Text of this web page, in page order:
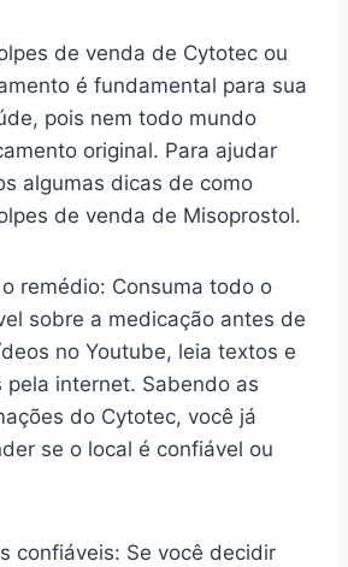
de venda de Cytotec ou
é fundamental para sua
pois nem todo mundo
original. Para ajudar
algumas dicas de como
de venda de Misoprostol.
remédio: Consuma todo o
sobre a medicação antes de
no Youtube, leia textos e
pela internet. Sabendo as
do Cytotec, você já
se o local é confiável ou
confiáveis: Se você decidir